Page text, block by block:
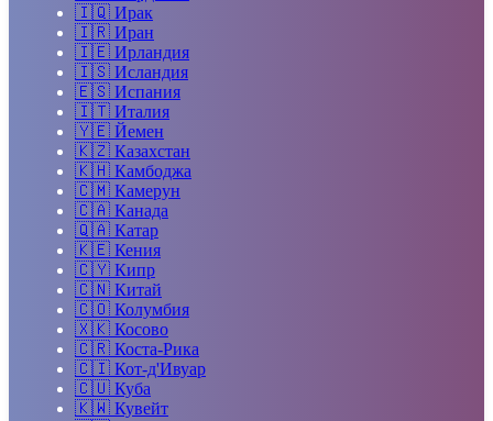
🇮🇶 Ирак
🇮🇷 Иран
🇮🇪 Ирландия
🇮🇸 Исландия
🇪🇸 Испания
🇮🇹 Италия
🇾🇪 Йемен
🇰🇿 Казахстан
🇰🇭 Камбоджа
🇨🇲 Камерун
🇨🇦 Канада
🇶🇦 Катар
🇰🇪 Кения
🇨🇾 Кипр
🇨🇳 Китай
🇨🇴 Колумбия
🇽🇰 Косово
🇨🇷 Коста-Рика
🇨🇮 Кот-д'Ивуар
🇨🇺 Куба
🇰🇼 Кувейт